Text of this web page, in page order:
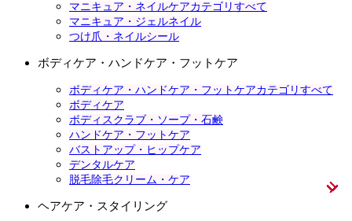
マニキュア・ネイルケアカテゴリすべて
マニキュア・ジェルネイル
つけ爪・ネイルシール
ボディケア・ハンドケア・フットケア
ボディケア・ハンドケア・フットケアカテゴリすべて
ボディケア
ボディスクラブ・ソープ・石鹸
ハンドケア・フットケア
バストアップ・ヒップケア
デンタルケア
脱毛除毛クリーム・ケア
ヘアケア・スタイリング